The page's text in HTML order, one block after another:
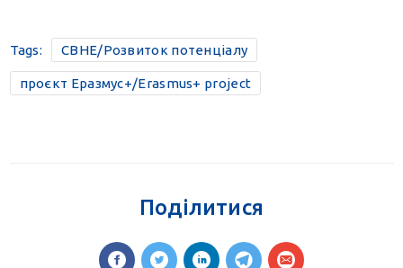
Tags: CBHE/Розвиток потенціалу
проєкт Еразмус+/Erasmus+ project
Поділитися